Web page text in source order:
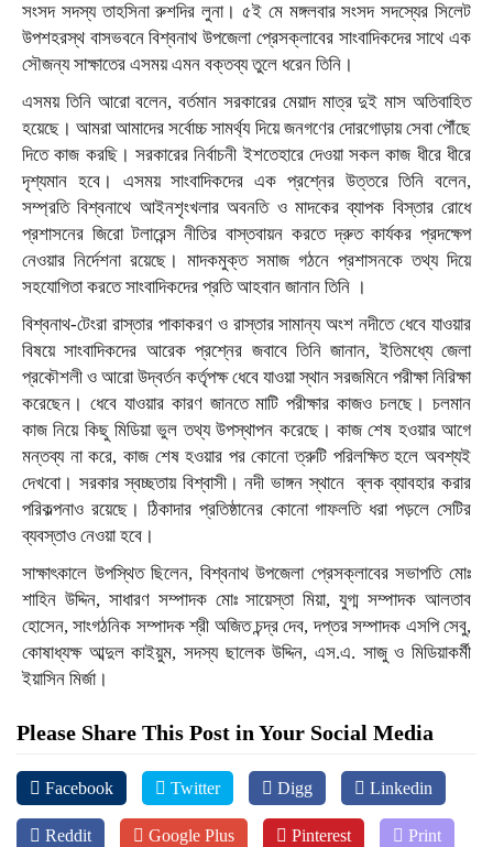
সংসদ সদস্য তাহসিনা রুশদির লুনা। ৫ই মে মঙ্গলবার সংসদ সদস্যের সিলেট
উপশহরস্থ বাসভবনে বিশ্বনাথ উপজেলা প্রেসক্লাবের সাংবাদিকদের সাথে এক
সৌজন্য সাক্ষাতের এসময় এমন বক্তব্য তুলে ধরেন তিনি।
এসময় তিনি আরো বলেন, বর্তমান সরকারের মেয়াদ মাত্র দুই মাস অতিবাহিত
হয়েছে। আমরা আমাদের সর্বোচ্চ সামর্থ্য দিয়ে জনগণের দোরগোড়ায় সেবা পৌঁছে
দিতে কাজ করছি। সরকারের নির্বাচনী ইশতেহারে দেওয়া সকল কাজ ধীরে ধীরে
দৃশ্যমান হবে। এসময় সাংবাদিকদের এক প্রশ্নের উত্তরে তিনি বলেন,
সম্প্রতি বিশ্বনাথে আইনশৃংখলার অবনতি ও মাদকের ব্যাপক বিস্তার রোধে
প্রশাসনের জিরো টলারেন্স নীতির বাস্তবায়ন করতে দ্রুত কার্যকর প্রদক্ষেপ
নেওয়ার নির্দেশনা রয়েছে। মাদকমুক্ত সমাজ গঠনে প্রশাসনকে তথ্য দিয়ে
সহযোগিতা করতে সাংবাদিকদের প্রতি আহবান জানান তিনি ।
বিশ্বনাথ-টেংরা রাস্তার পাকাকরণ ও রাস্তার সামান্য অংশ নদীতে ধেবে যাওয়ার
বিষয়ে সাংবাদিকদের আরেক প্রশ্নের জবাবে তিনি জানান, ইতিমধ্যে জেলা
প্রকৌশলী ও আরো উদ্বর্তন কর্তৃপক্ষ ধেবে যাওয়া স্থান সরজমিনে পরীক্ষা নিরিক্ষা
করেছেন। ধেবে যাওয়ার কারণ জানতে মাটি পরীক্ষার কাজও চলছে। চলমান
কাজ নিয়ে কিছু মিডিয়া ভুল তথ্য উপস্থাপন করেছে। কাজ শেষ হওয়ার আগে
মন্তব্য না করে, কাজ শেষ হওয়ার পর কোনো ত্রুটি পরিলক্ষিত হলে অবশ্যই
দেখবো। সরকার স্বচ্ছতায় বিশ্বাসী। নদী ভাঙ্গন স্থানে ব্লক ব্যাবহার করার
পরিকল্পনাও রয়েছে। ঠিকাদার প্রতিষ্ঠানের কোনো গাফলতি ধরা পড়লে সেটির
ব্যবস্তাও নেওয়া হবে।
সাক্ষাৎকালে উপস্থিত ছিলেন, বিশ্বনাথ উপজেলা প্রেসক্লাবের সভাপতি মোঃ
শাহিন উদ্দিন, সাধারণ সম্পাদক মোঃ সায়েস্তা মিয়া, যুগ্ম সম্পাদক আলতাব
হোসেন, সাংগঠনিক সম্পাদক শ্রী অজিত চন্দ্র দেব, দপ্তর সম্পাদক এসপি সেবু,
কোষাধ্যক্ষ আব্দুল কাইয়ুম, সদস্য ছালেক উদ্দিন, এস.এ. সাজু ও মিডিয়াকর্মী
ইয়াসিন মির্জা।
Please Share This Post in Your Social Media
Facebook Twitter Digg Linkedin
Reddit Google Plus Pinterest Print